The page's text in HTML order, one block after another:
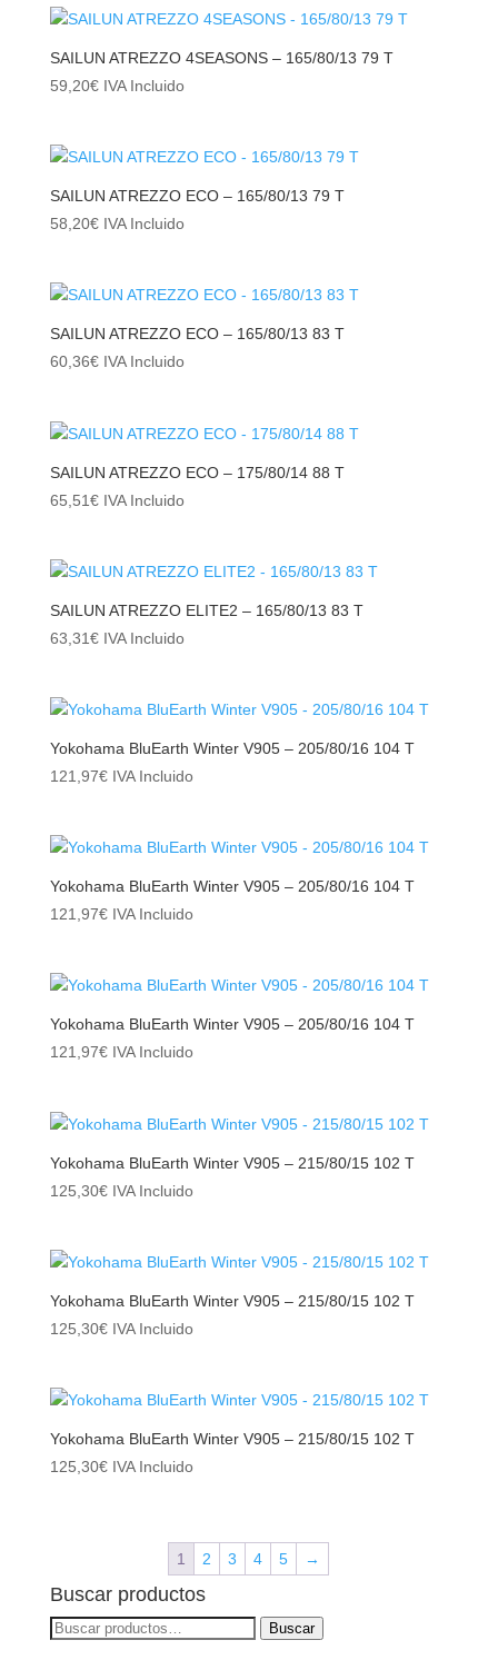
SAILUN ATREZZO 4SEASONS – 165/80/13 79 T
59,20€ IVA Incluido
SAILUN ATREZZO ECO – 165/80/13 79 T
58,20€ IVA Incluido
SAILUN ATREZZO ECO – 165/80/13 83 T
60,36€ IVA Incluido
SAILUN ATREZZO ECO – 175/80/14 88 T
65,51€ IVA Incluido
SAILUN ATREZZO ELITE2 – 165/80/13 83 T
63,31€ IVA Incluido
Yokohama BluEarth Winter V905 – 205/80/16 104 T
121,97€ IVA Incluido
Yokohama BluEarth Winter V905 – 205/80/16 104 T
121,97€ IVA Incluido
Yokohama BluEarth Winter V905 – 205/80/16 104 T
121,97€ IVA Incluido
Yokohama BluEarth Winter V905 – 215/80/15 102 T
125,30€ IVA Incluido
Yokohama BluEarth Winter V905 – 215/80/15 102 T
125,30€ IVA Incluido
Yokohama BluEarth Winter V905 – 215/80/15 102 T
125,30€ IVA Incluido
1 2 3 4 5 →
Buscar productos
Buscar
Buscar